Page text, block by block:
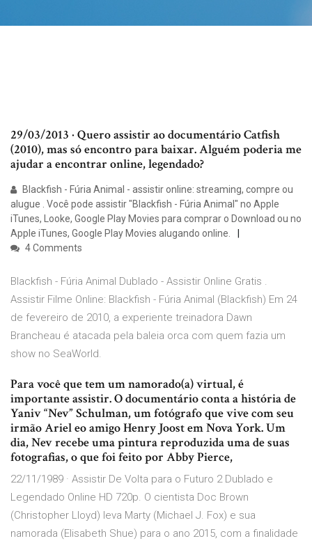
29/03/2013 · Quero assistir ao documentário Catfish
(2010), mas só encontro para baixar. Alguém poderia me
ajudar a encontrar online, legendado?
Blackfish - Fúria Animal - assistir online: streaming, compre ou
alugue . Você pode assistir "Blackfish - Fúria Animal" no Apple
iTunes, Looke, Google Play Movies para comprar o Download ou no
Apple iTunes, Google Play Movies alugando online.
4 Comments
Blackfish - Fúria Animal Dublado - Assistir Online Gratis .
Assistir Filme Online: Blackfish - Fúria Animal (Blackfish) Em 24
de fevereiro de 2010, a experiente treinadora Dawn
Brancheau é atacada pela baleia orca com quem fazia um
show no SeaWorld.
Para você que tem um namorado(a) virtual, é
importante assistir. O documentário conta a história de
Yaniv “Nev” Schulman, um fotógrafo que vive com seu
irmão Ariel eo amigo Henry Joost em Nova York. Um
dia, Nev recebe uma pintura reproduzida uma de suas
fotografias, o que foi feito por Abby Pierce,
22/11/1989 · Assistir De Volta para o Futuro 2 Dublado e
Legendado Online HD 720p. O cientista Doc Brown
(Christopher Lloyd) leva Marty (Michael J. Fox) e sua
namorada (Elisabeth Shue) para o ano 2015, com a finalidade